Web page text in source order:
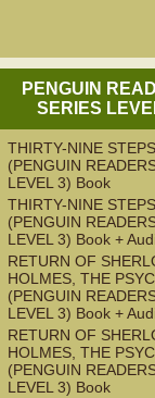
PENGUIN
SERIES
THIRTY-NINE
(PENGUIN
LEVEL 3) Book
THIRTY-NINE
(PENGUIN
LEVEL 3) Book +
RETURN OF
HOLMES, THE
(PENGUIN
LEVEL 3) Book +
RETURN OF
HOLMES, THE
(PENGUIN
LEVEL 3) Book